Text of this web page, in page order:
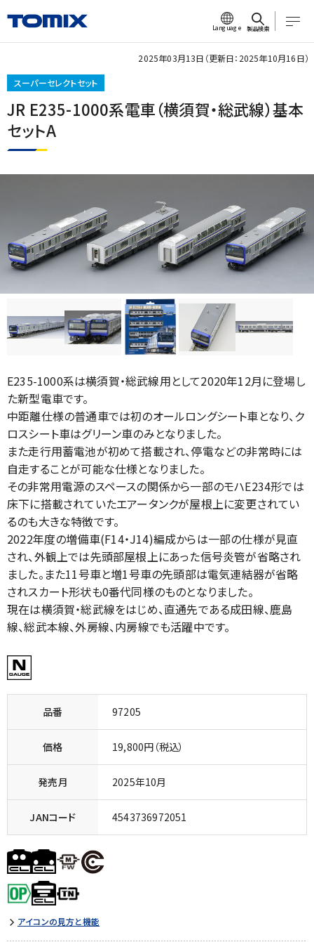
Language 製品検索
スーパーセレクトセット
JR E235-1000系電車（横須賀・総武線）基本
セットA
2025年03月13日（更新日：2025年10月16日）
E235-1000系は横須賀・総武線用として2020年12月に登場し
た新型電車です。
中距離仕様の普通車では初のオールロングシート車となり、ク
ロスシート車はグリーン車のみとなりました。
また走行用蓄電池が初めて搭載され、停電などの非常時には
自走することが可能な仕様となりました。
その非常用電源のスペースの関係から一部のモハE234形では
床下に搭載されていたエアータンクが屋根上に変更されてい
るのも大きな特徴です。
2022年度の増備車(F14・J14)編成からは一部の仕様が見直
され、外観上では先頭部屋根上にあった信号炎管が省略され
ました。また11号車と増1号車の先頭部は電気連結器が省略
されスカート形状も0番代同様のものとなりました。
現在は横須賀・総武線をはじめ、直通先である成田線、鹿島
線、総武本線、外房線、内房線でも活躍中です。
品番 97205
価格 19,800円（税込）
発売月 2025年10月
JANコード 4543736972051
アイコンの見方と機能